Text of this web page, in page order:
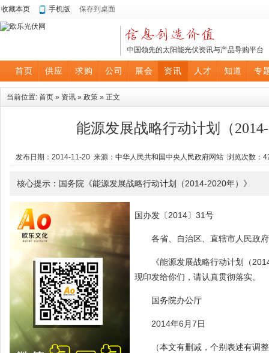
收藏本页 手机版 保存到桌面
中国领先的太阳能光伏资讯与产品导购平台
首页 供应 求购 公司 展会 资讯 人才 知道 专
当前位置: 首页 » 资讯 » 政策 » 正文
能源发展战略行动计划（
发布日期：2014-11-20 来源：中华人民共和国中央人民政府网站 浏览次数：
核心提示：国务院《能源发展战略行动计划（2014-2020年）》
国办发〔2014〕31号
各省、自治区、直辖市人民政
《能源发展战略行动计划（
现印发给你们，请认真贯彻落实。
国务院办公厅
2014年6月7日
（本文有删减，个别表述有调